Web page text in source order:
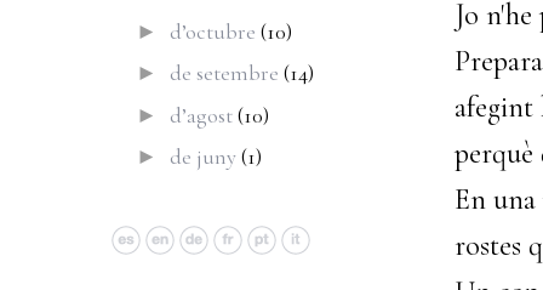
Jo
afegint
perquè
En
rostes
► d’octubre (10)
► de setembre (14)
► d’agost(10)
► de juny(1)